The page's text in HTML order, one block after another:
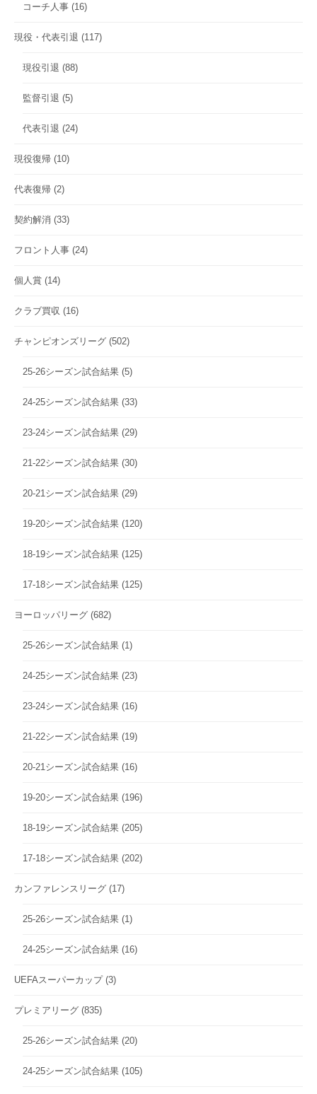
コーチ人事 (16)
現役・代表引退 (117)
現役引退 (88)
監督引退 (5)
代表引退 (24)
現役復帰 (10)
代表復帰 (2)
契約解消 (33)
フロント人事 (24)
個人賞 (14)
クラブ買収 (16)
チャンピオンズリーグ (502)
25-26シーズン試合結果 (5)
24-25シーズン試合結果 (33)
23-24シーズン試合結果 (29)
21-22シーズン試合結果 (30)
20-21シーズン試合結果 (29)
19-20シーズン試合結果 (120)
18-19シーズン試合結果 (125)
17-18シーズン試合結果 (125)
ヨーロッパリーグ (682)
25-26シーズン試合結果 (1)
24-25シーズン試合結果 (23)
23-24シーズン試合結果 (16)
21-22シーズン試合結果 (19)
20-21シーズン試合結果 (16)
19-20シーズン試合結果 (196)
18-19シーズン試合結果 (205)
17-18シーズン試合結果 (202)
カンファレンスリーグ (17)
25-26シーズン試合結果 (1)
24-25シーズン試合結果 (16)
UEFAスーパーカップ(3)
プレミアリーグ (835)
25-26シーズン試合結果 (20)
24-25シーズン試合結果 (105)